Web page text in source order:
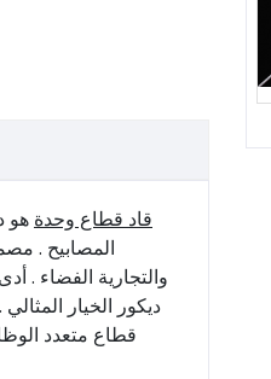
قاد قطاع وحدة هو
المصابيح .
والتجارية الفضاء .
ديكور الخيار